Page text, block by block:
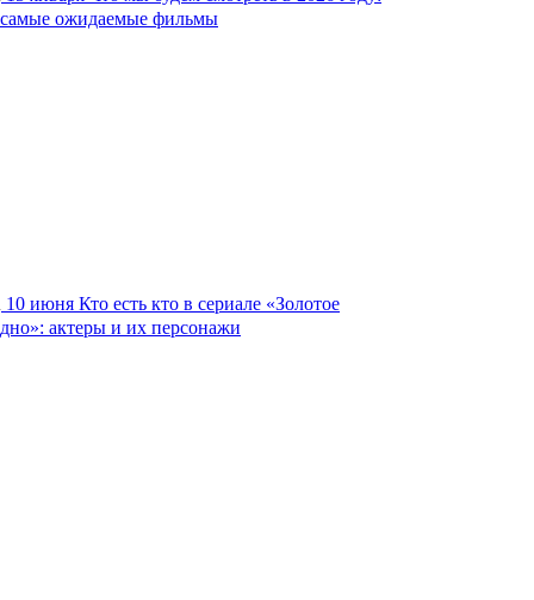
самые ожидаемые фильмы
10 июня Кто есть кто в сериале «Золотое
дно»: актеры и их персонажи